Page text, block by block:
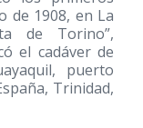
de 1908, en La
de Torino”,
el cadáver de
puerto
Trinidad,